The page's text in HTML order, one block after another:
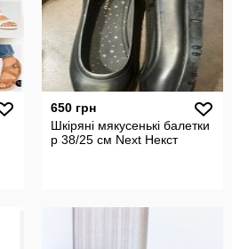
650 грн
Шкіряні мякусенькі балетки
р 38/25 см Next Некст